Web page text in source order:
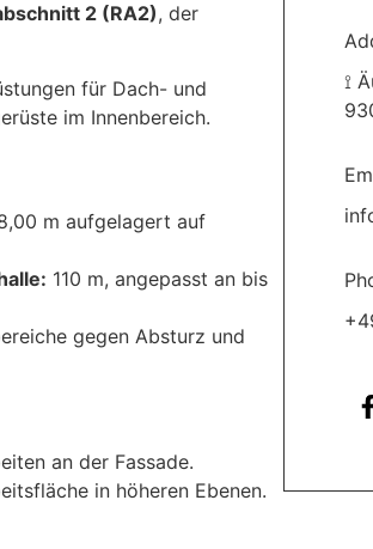
2 (RA2), der
für Dach- und
im Innenbereich.
m aufgelagert auf
110 m, angepasst an bis
gegen Absturz und
an der Fassade.
in höheren Ebenen.
⟟